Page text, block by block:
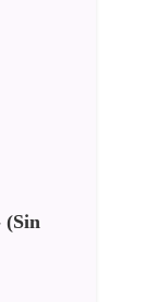
(Sin